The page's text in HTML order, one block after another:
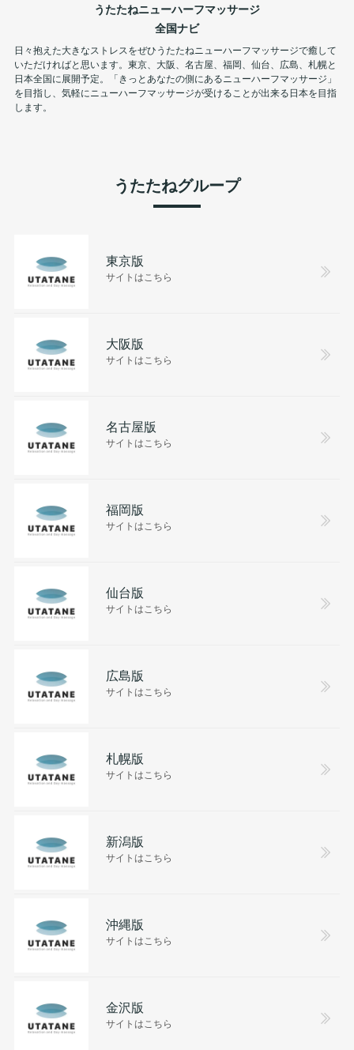
うたたねニューハーフマッサージ
全国ナビ
日々抱えた大きなストレスをぜひうたたねニューハーフマッサージで癒して
いただければと思います。東京、大阪、名古屋、福岡、仙台、広島、札幌と
日本全国に展開予定。「きっとあなたの側にあるニューハーフマッサージ」
を目指し、気軽にニューハーフマッサージが受けることが出来る日本を目指
します。
うたたねグループ
東京版
サイトはこちら
大阪版
サイトはこちら
名古屋版
サイトはこちら
福岡版
サイトはこちら
仙台版
サイトはこちら
広島版
サイトはこちら
札幌版
サイトはこちら
新潟版
サイトはこちら
沖縄版
サイトはこちら
金沢版
サイトはこちら